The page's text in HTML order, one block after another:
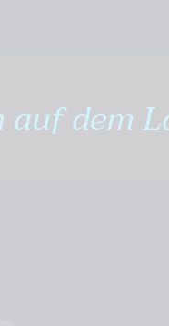
auf dem